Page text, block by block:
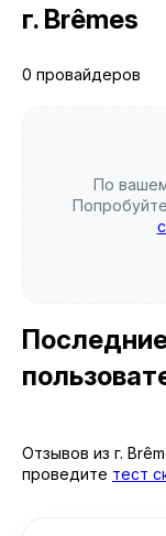
г. Brêmes
0 провайдеров
По
Отзывов из г.
проведите тест